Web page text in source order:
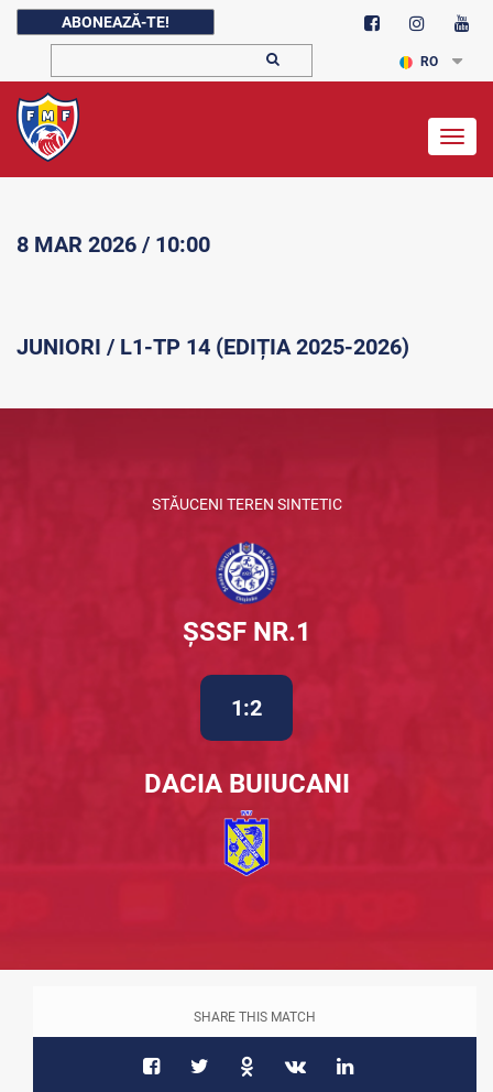
ABONEAZĂ-TE!
RO
8 MAR 2026 / 10:00
JUNIORI / L1-TP 14 (EDIȚIA 2025-2026)
STĂUCENI TEREN SINTETIC
ȘSSF NR.1
1:2
DACIA BUIUCANI
SHARE THIS MATCH